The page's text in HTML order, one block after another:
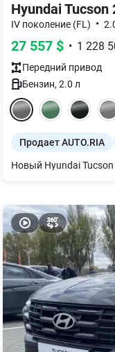
Hyundai Tucson
IV поколение (FL) •
27 557 $ • 1 228
Передний привод
Бензин, 2.0 л
Продает AUTO.RIA